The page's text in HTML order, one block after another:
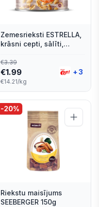
Zemesrieksti ESTRELLA,
krāsni cepti, sālīti,
€3.39
€1.99
€14.21/kg
+3
-20%
Riekstu maisījums
SEEBERGER 150g